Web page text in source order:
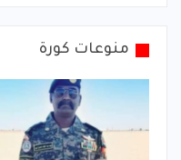
منوعات كورة